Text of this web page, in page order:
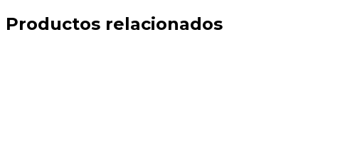
Productos relacionados